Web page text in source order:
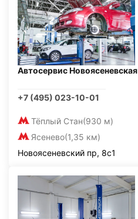
Автосервис Новоясеневская
+7 (495) 023-10-01
Тёплый Стан(930 м)
Ясенево(1,35 км)
Новоясеневский пр, 8с1